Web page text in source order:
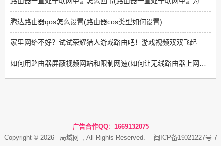
腾达路由器qos怎么设置(路由器qos类型如何设置)
家里网络不好？试试荣耀猎人游戏路由吧！游戏视频双双飞起
广告合作QQ：1669132075
Copyright © 2026
局域网 , All Rights Reserved. 闽ICP备19021227号-7